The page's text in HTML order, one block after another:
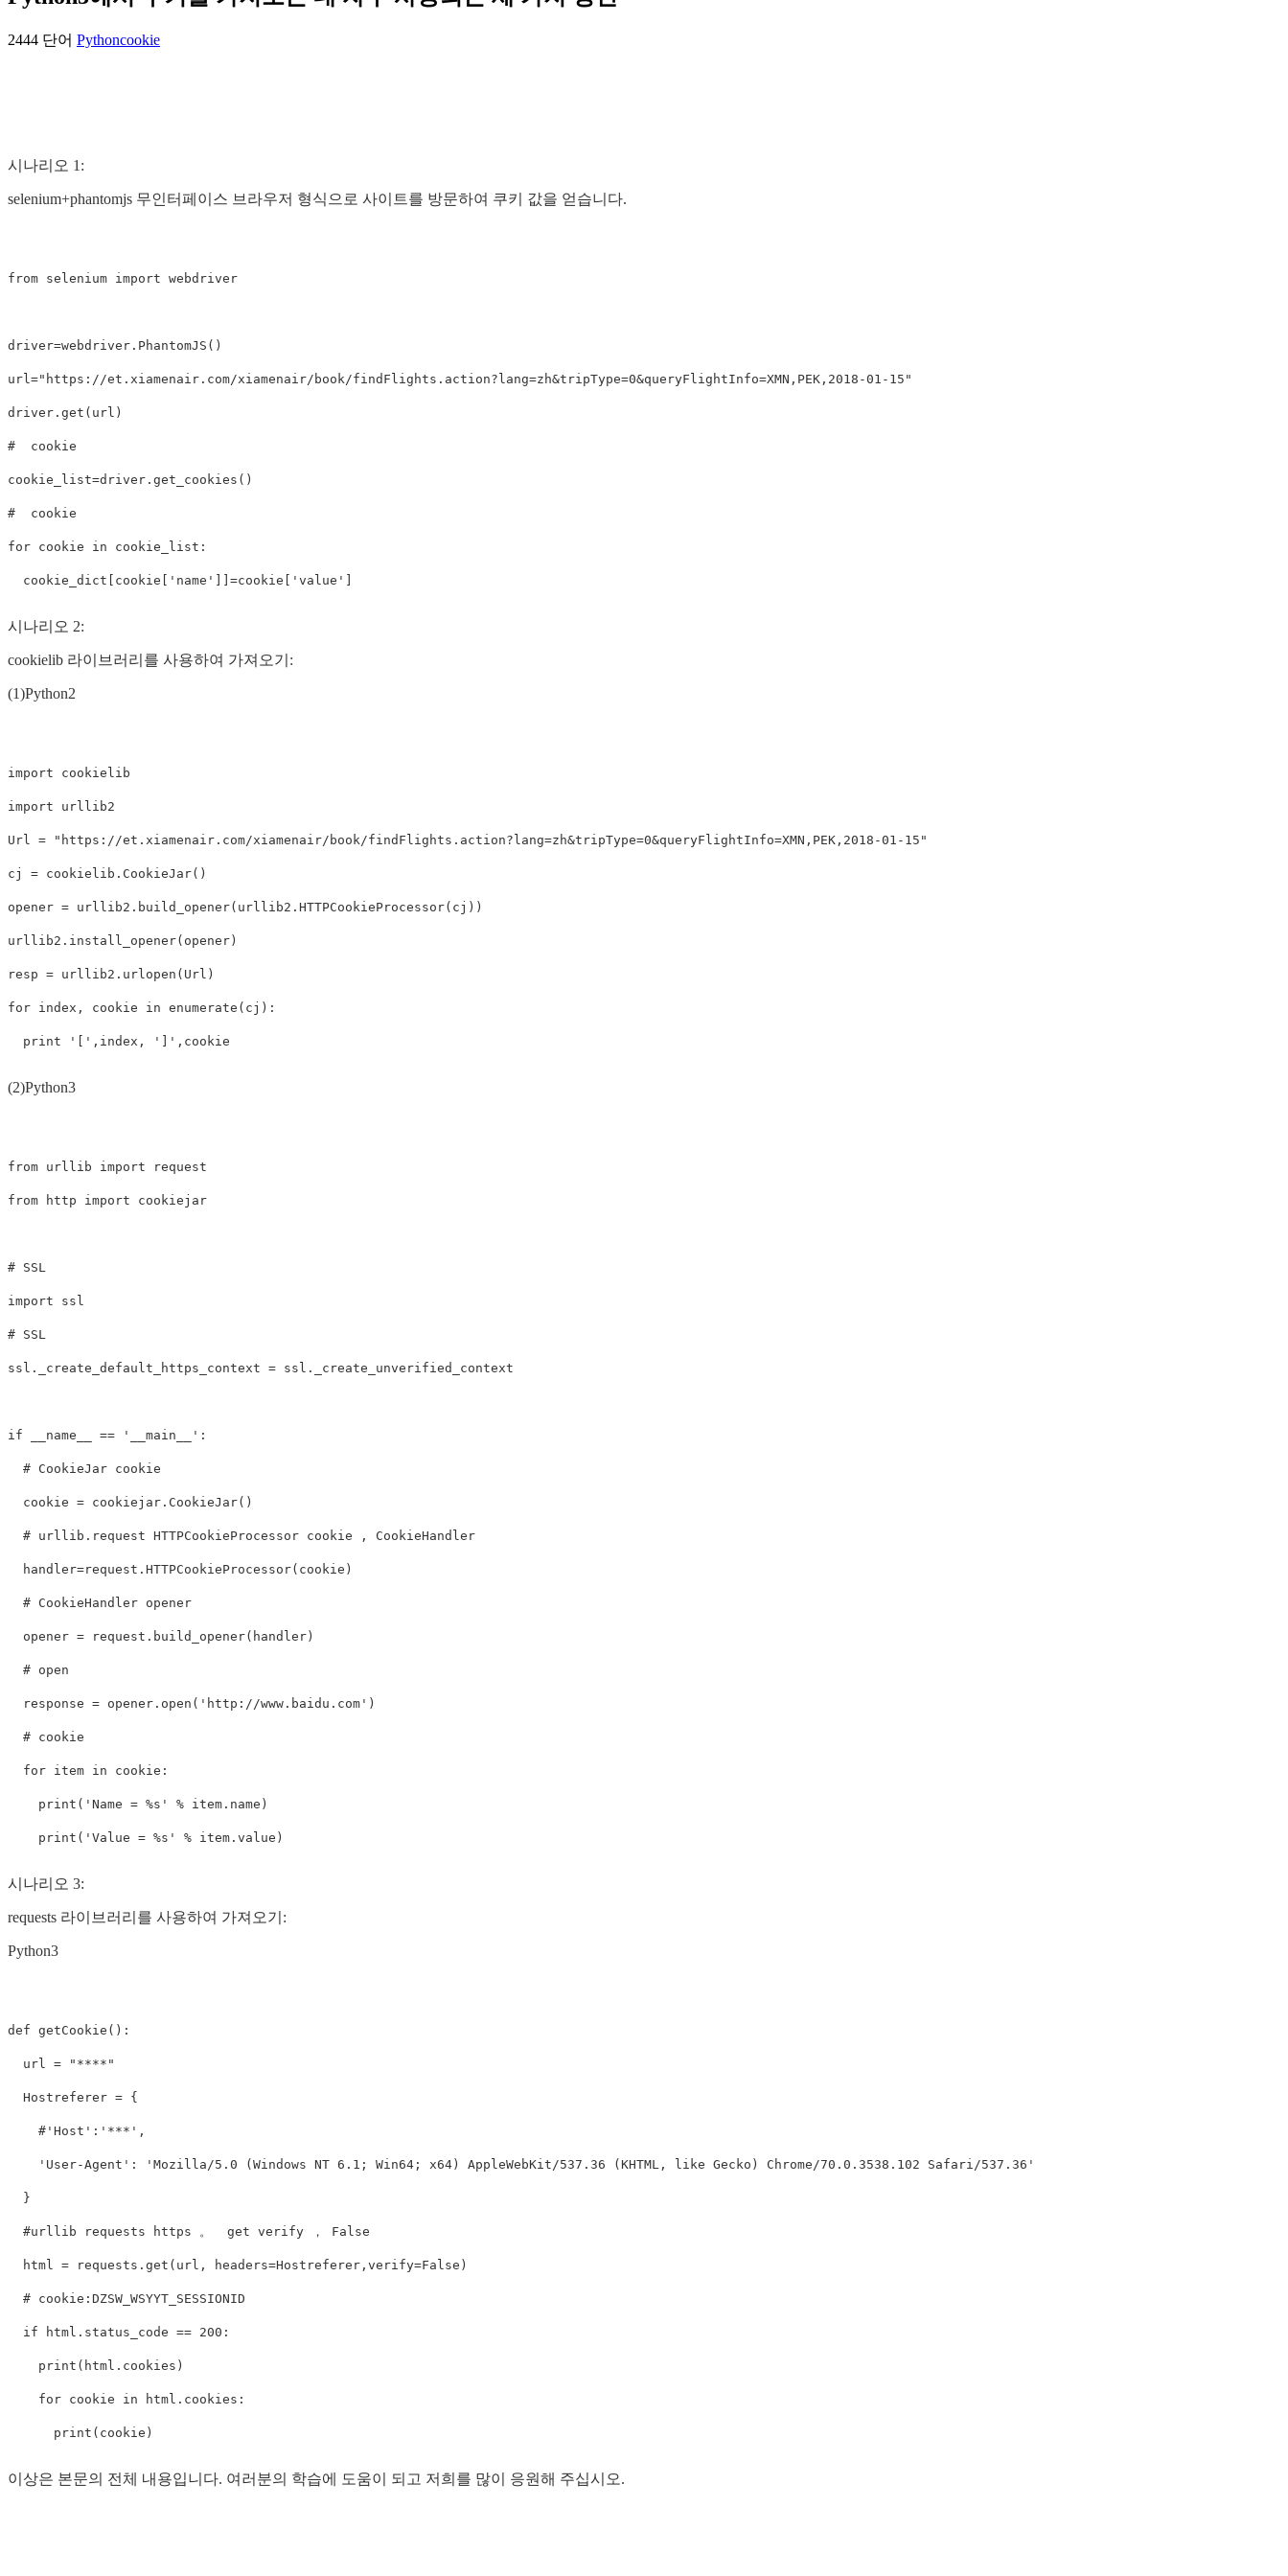
2444 단어 Pythoncookie
시나리오 1:
selenium+phantomjs 무인터페이스 브라우저 형식으로 사이트를 방문하여 쿠키 값을 얻습니다.
from selenium import webdriver
driver=webdriver.PhantomJS()
url="https://et.xiamenair.com/xiamenair/book/findFlights.action?lang=zh&tripType=0&queryFlightInfo=XMN,PEK,2018-01-15"
driver.get(url)
#  cookie
cookie_list=driver.get_cookies()
#  cookie
for cookie in cookie_list:
  cookie_dict[cookie['name']]=cookie['value']
시나리오 2:
cookielib 라이브러리를 사용하여 가져오기:
(1)Python2
import cookielib
import urllib2
Url = "https://et.xiamenair.com/xiamenair/book/findFlights.action?lang=zh&tripType=0&queryFlightInfo=XMN,PEK,2018-01-15"
cj = cookielib.CookieJar()
opener = urllib2.build_opener(urllib2.HTTPCookieProcessor(cj))
urllib2.install_opener(opener)
resp = urllib2.urlopen(Url)
for index, cookie in enumerate(cj):
  print '[',index, ']',cookie
(2)Python3
from urllib import request
from http import cookiejar
# SSL
import ssl
# SSL
ssl._create_default_https_context = ssl._create_unverified_context
if __name__ == '__main__':
  # CookieJar cookie
  cookie = cookiejar.CookieJar()
  # urllib.request HTTPCookieProcessor cookie , CookieHandler
  handler=request.HTTPCookieProcessor(cookie)
  # CookieHandler opener
  opener = request.build_opener(handler)
  # open
  response = opener.open('http://www.baidu.com')
  # cookie
  for item in cookie:
    print('Name = %s' % item.name)
    print('Value = %s' % item.value)
시나리오 3:
requests 라이브러리를 사용하여 가져오기:
Python3
def getCookie():
  url = "****"
  Hostreferer = {
    #'Host':'***',
    'User-Agent': 'Mozilla/5.0 (Windows NT 6.1; Win64; x64) AppleWebKit/537.36 (KHTML, like Gecko) Chrome/70.0.3538.102 Safari/537.36'
  }
  #urllib requests https 。  get verify ， False
  html = requests.get(url, headers=Hostreferer,verify=False)
  # cookie:DZSW_WSYYT_SESSIONID
  if html.status_code == 200:
    print(html.cookies)
    for cookie in html.cookies:
      print(cookie)
이상은 본문의 전체 내용입니다. 여러분의 학습에 도움이 되고 저희를 많이 응원해 주십시오.